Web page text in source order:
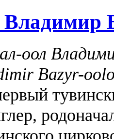
Владимир
оол
Bazyr-